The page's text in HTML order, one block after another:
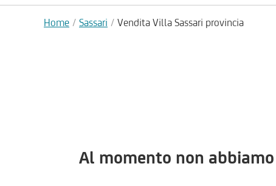
Home Sassari Vendita Villa Sassari provincia
Al momento non